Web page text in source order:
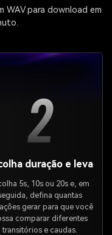
WAV para download em
2
duração e leva
5s, 10s ou 20s e, em
defina quantas
gerar para que você
comparar diferentes
transitórios e caudas.